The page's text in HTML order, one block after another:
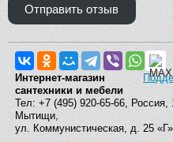
Отправить отзыв
Интернет-магазин
сантехники и мебели
Тел: +7 (495) 920-65-66, Россия,
Мытищи,
ул. Коммунистическая, д. 25